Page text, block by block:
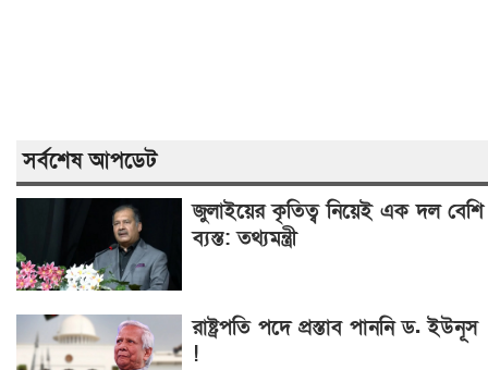
সর্বশেষ আপডেট
জুলাইয়ের কৃতিত্ব নিয়েই এক দল বেশি
ব্যস্ত: তথ্যমন্ত্রী
রাষ্ট্রপতি পদে প্রস্তাব পাননি ড. ইউনূস
!